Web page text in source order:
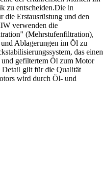
zu entscheiden.Die in
die Erstausrüstung und den
verwenden die
(Mehrstufenfiltration),
Ablagerungen im Öl zu
das einen
und gefiltertem Öl zum Motor
Detail gilt für die Qualität
wird durch Öl- und